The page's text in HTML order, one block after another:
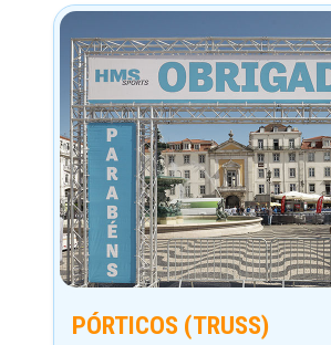
PÓRTICOS (TRUSS)